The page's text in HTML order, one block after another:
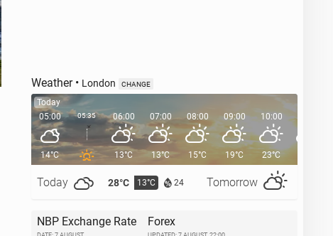
Weather• London CHANGE
Today
05:00
14°C
Today 28°C 13°C 24 Tomorrow
05:35 06:00
13°C
07:00
13°C
08:00
15°C
09:00
19°C
10:00
23°C
11:00
NBP Exchange Rate Forex